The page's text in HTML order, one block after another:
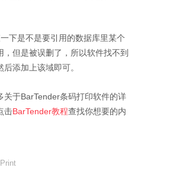
下是不是要引用的数据库里某个
，但是被误删了，所以软件找不到
添加上该域即可。
关于BarTender条码打印软件的详
击BarTender教程查找你想要的内
Print